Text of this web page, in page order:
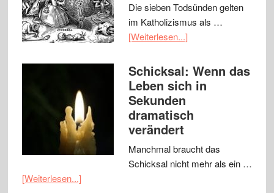
Die sieben Todsünden gelten
im Katholizismus als …
[Weiterlesen...]
Schicksal: Wenn das
Leben sich in
Sekunden
dramatisch
verändert
Manchmal braucht das
Schicksal nicht mehr als ein …
[Weiterlesen...]